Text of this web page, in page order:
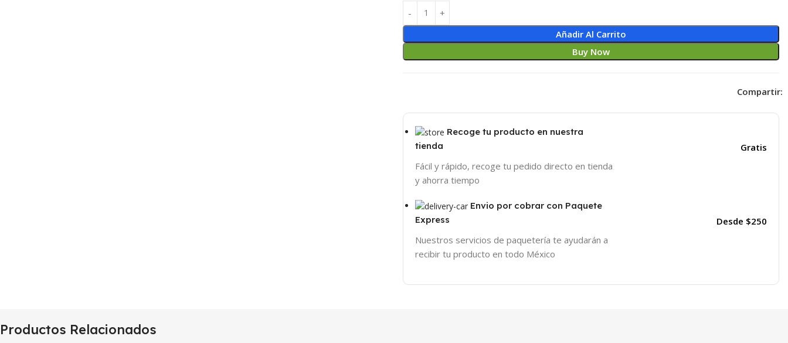
Añadir Al Carrito
Buy Now
Compartir:
Recoge tu producto en nuestra
tienda
Fácil y rápido, recoge tu pedido directo en tienda
y ahorra tiempo
Gratis
Envio por cobrar con Paquete
Express
Nuestros servicios de paquetería te ayudarán a
recibir tu producto en todo México
Desde $250
Productos Relacionados